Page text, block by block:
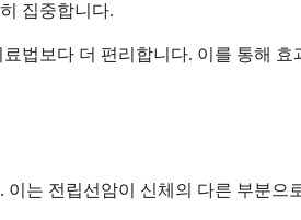
집중합니다.
법보다 더 편리합니다. 이를 통해
는 전립선암이 신체의 다른 부분